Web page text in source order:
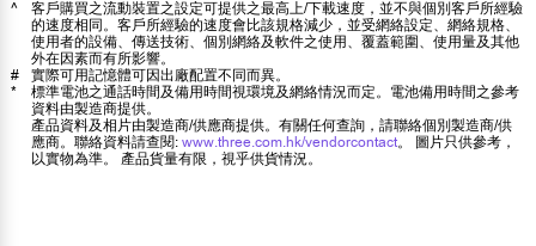
^
客戶購買之流動裝置之設定可提供之最高上/下載速度，並不與個別客戶所經驗
的速度相同。客戶所經驗的速度會比該規格減少，並受網絡設定、網絡規格、
使用者的設備、傳送技術、個別網絡及軟件之使用、覆蓋範圍、使用量及其他
外在因素而有所影響。
#
實際可用記憶體可因出廠配置不同而異。
*
標準電池之通話時間及備用時間視環境及網絡情況而定。電池備用時間之參考
資料由製造商提供。
產品資料及相片由製造商/供應商提供。有關任何查詢，請聯絡個別製造商/供
應商。聯絡資料請查閱: www.three.com.hk/vendorcontact。 圖片只供參考，
以實物為準。 產品貨量有限，視乎供貨情況。